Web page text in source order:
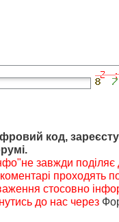
код,
завжди поділяє
коментарі проходять
стосовно
до нас через